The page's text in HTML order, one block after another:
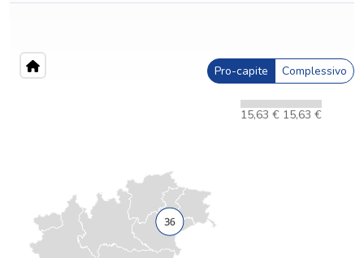
Pro-capite Complessivo
15,63 € 15,63 €